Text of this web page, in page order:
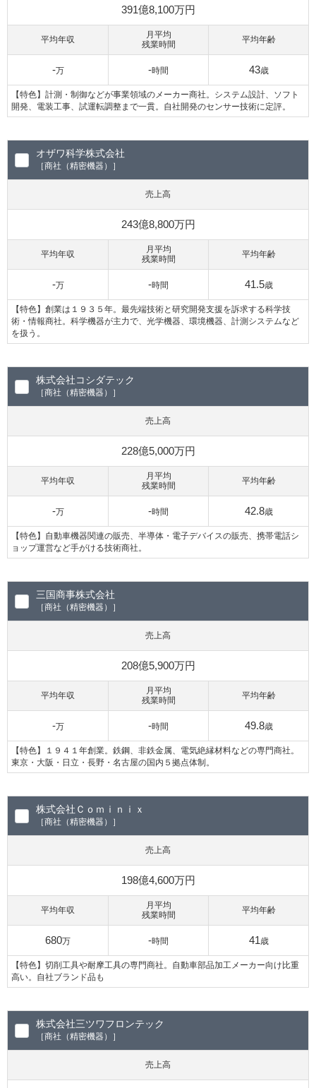
391億8,100万円
平均年収
-万
月平均
残業時間
-時間
平均年齢
43歳
【特色】計測・制御などが事業領域のメーカー商社。システム設計、ソフト
開発、電装工事、試運転調整まで一貫。自社開発のセンサー技術に定評。
オザワ科学株式会社
［商社（精密機器）］
売上高
243億8,800万円
平均年収
-万
月平均
残業時間
-時間
平均年齢
41.5歳
【特色】創業は１９３５年。最先端技術と研究開発支援を訴求する科学技
術・情報商社。科学機器が主力で、光学機器、環境機器、計測システムなど
を扱う。
株式会社コシダテック
［商社（精密機器）］
売上高
228億5,000万円
平均年収
-万
月平均
残業時間
-時間
平均年齢
42.8歳
【特色】自動車機器関連の販売、半導体・電子デバイスの販売、携帯電話シ
ョップ運営など手がける技術商社。
三国商事株式会社
［商社（精密機器）］
売上高
208億5,900万円
平均年収
-万
月平均
残業時間
-時間
平均年齢
49.8歳
【特色】１９４１年創業。鉄鋼、非鉄金属、電気絶縁材料などの専門商社。
東京・大阪・日立・長野・名古屋の国内５拠点体制。
株式会社Ｃｏｍｉｎｉｘ
［商社（精密機器）］
売上高
198億4,600万円
平均年収
680万
月平均
残業時間
-時間
平均年齢
41歳
【特色】切削工具や耐摩工具の専門商社。自動車部品加工メーカー向け比重
高い。自社ブランド品も
株式会社三ツワフロンテック
［商社（精密機器）］
売上高